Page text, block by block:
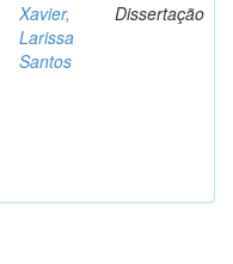
Xavier,
Larissa
Santos
Dissertação